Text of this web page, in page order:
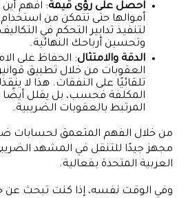
احصل على رؤى قيمة: افهم
أموالها حتى تتمكن من
لتنفيذ تدابير التحكم في
وتحسين أرباحك النهائية.
الدقة والامتثال: الحفاظ على
العقوبات من خلال تطبيق
تلقائيًا على النفقات. هذا لا
المكلفة فحسب، بل يقلل
المرتبط بالعقوبات الضريبية.
من خلال الفهم المتعمق لحسابات
مجهز جيدًا للتنقل في المشهد
العربية المتحدة بفعالية.
وفي الوقت نفسه، إذا كنت تبحث عن